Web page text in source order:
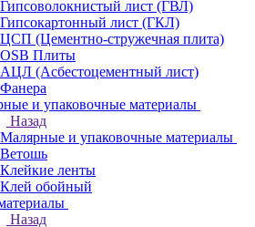
Гипсоволокнистый лист (ГВЛ)
Гипсокартонный лист (ГКЛ)
ЦСП (Цементно-стружечная плита)
OSB Плиты
АЦЛ (Асбестоцементный лист)
Фанера
и упаковочные материалы
Назад
Малярные и упаковочные материалы
Ветошь
Клейкие ленты
Клей обойный
Назад